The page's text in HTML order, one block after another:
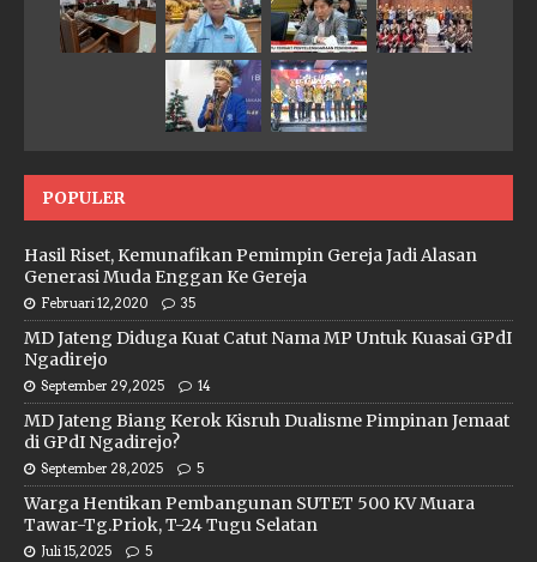
POPULER
Hasil Riset, Kemunafikan Pemimpin Gereja Jadi Alasan
Generasi Muda Enggan Ke Gereja
Februari 12, 2020 35
MD Jateng Diduga Kuat Catut Nama MP Untuk Kuasai GPdI
Ngadirejo
September 29, 2025 14
MD Jateng Biang Kerok Kisruh Dualisme Pimpinan Jemaat
di GPdI Ngadirejo?
September 28, 2025 5
Warga Hentikan Pembangunan SUTET 500 KV Muara
Tawar-Tg.Priok, T-24 Tugu Selatan
Juli 15, 2025 5